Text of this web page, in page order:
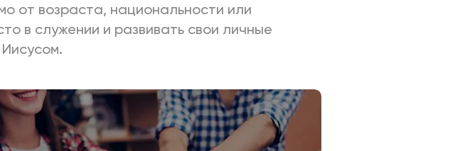
от возраста, национальности или
в служении и развивать свои личные